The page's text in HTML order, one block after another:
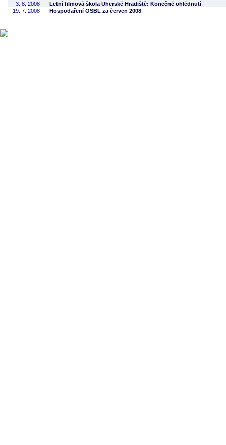
3. 8. 2008
Letní filmová škola Uherské Hradiště: Konečné ohlédnutí
19. 7. 2008
Hospodaření OSBL za červen 2008